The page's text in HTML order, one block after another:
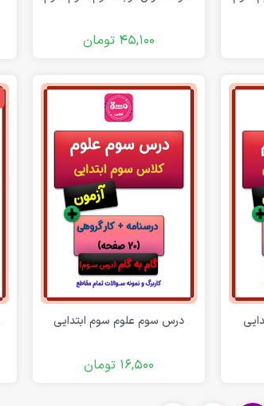
45,100 تومان
درس سوم علوم سوم ابتدایی
16,500 تومان